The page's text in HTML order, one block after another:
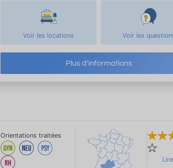
Voir les locations Voir les
Plus d'informations
Orientations traitées